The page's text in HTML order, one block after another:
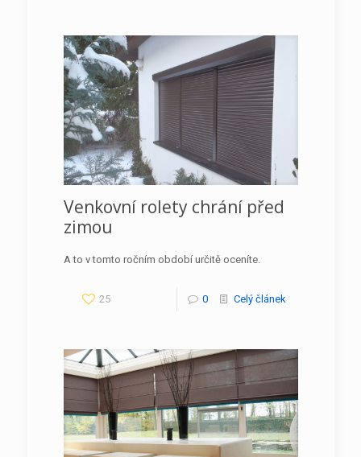
Venkovní rolety chrání před
zimou
A to v tomto ročním období určitě oceníte.
25 0 Celý článek